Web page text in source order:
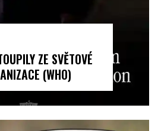
ZE SVĚTOVÉ
(WHO)